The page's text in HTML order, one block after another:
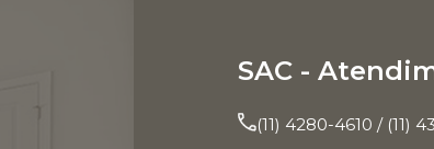
SAC -
(11) 4280-4610 / (11)